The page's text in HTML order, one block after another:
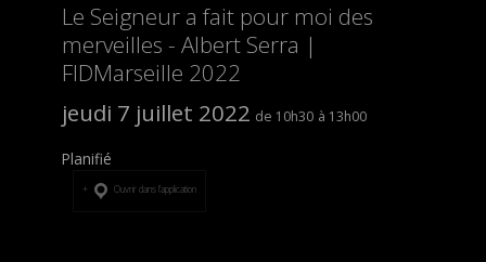
Le Seigneur a fait pour moi des
merveilles - Albert Serra |
FIDMarseille 2022
jeudi 7 juillet 2022
10h30 13h00
Planifié
Ouvrir dans l’application